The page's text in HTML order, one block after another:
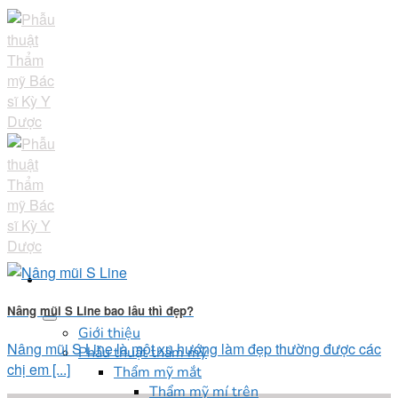
Skip
to
content
Giới thiệu
Phẫu thuật thẩm mỹ
Thẩm mỹ mắt
Thẩm mỹ mí trên
Nâng mũi S Line bao lâu thì đẹp?
Nâng mũi S Line là một xu hướng làm đẹp thường được các
chị em [...]